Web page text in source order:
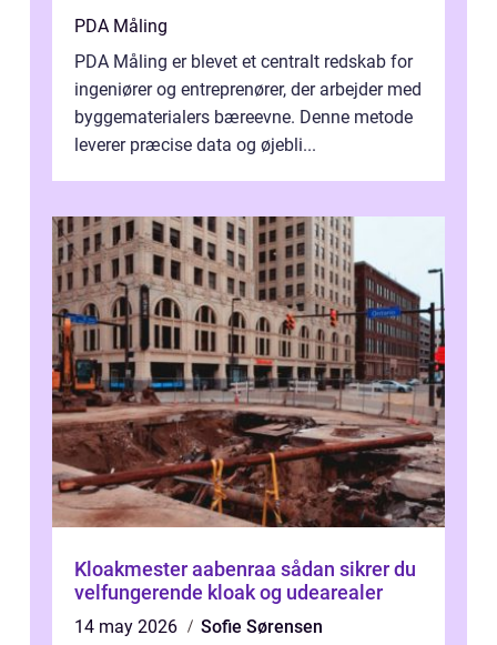
PDA Måling
PDA Måling er blevet et centralt redskab for
ingeniører og entreprenører, der arbejder med
byggematerialers bæreevne. Denne metode
leverer præcise data og øjebli...
Kloakmester aabenraa sådan sikrer du
velfungerende kloak og udearealer
14 may 2026 Sofie Sørensen